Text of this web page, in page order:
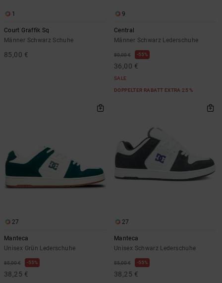
1
Court Graffik Sq
Männer Schwarz Schuhe
85,00 €
9
Central
Männer Schwarz Lederschuhe
80,00 € 55%
36,00 €
SALE
DOPPELTER RABATT EXTRA 25 %
27
Manteca
Unisex Grün Lederschuhe
85,00 € 55%
38,25 €
27
Manteca
Unisex Schwarz Lederschuhe
85,00 € 55%
38,25 €